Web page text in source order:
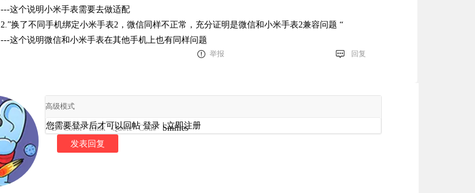
---这个说明小米手表需要去做适配
2.”换了不同手机绑定小米手表2，微信同样不正常，充分证明是微信和小米手表2兼容问题 “
---这个说明微信和小米手表在其他手机上也有同样问题
回复
举报
高级模式
B Color Link Quote Code Smilies
您需要登录后才可以回帖登录 |立即注册
发表回复